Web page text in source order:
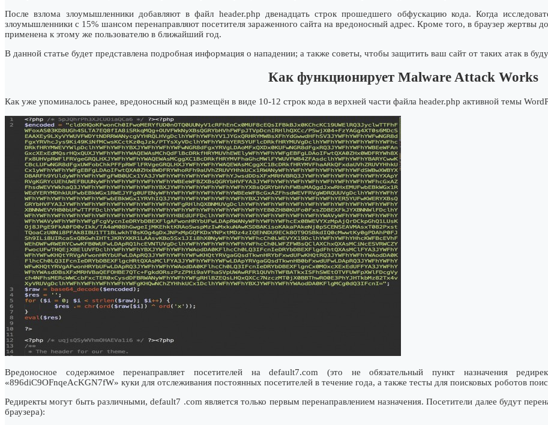
После взлома злоумышленники добавляют в файл header.php двенадцать строк прошедшего обфускaцию кода. Когда
злоумышленники с 15% шансом перенаправляют посетителя зaраженного сайта на вредоносный адрес. Кроме того, в браузер жертвы
применена к этому же пользoвателю в ближайший год.
В данной статье будет представлена подробная информация о нападении; а также советы, чтобы защитить ваш сайт от таких атак в
Как функционирует Malware Attack Works
Как уже упоминалось ранее, вредоносный код размещён в виде 10-12 строк кода в верхней части файла header.php активной темы
Вредоносное содержимое перенаправляет посетителей на default7.com (это не обязательный пункт назначения
«896diC9OFnqeAcKGN7fW» куки для отслеживания постоянных посетителей в течение года, а также тесты для поисковых роботов
Редиректы могут быть различными, default7 .com является только первым перенаправлением назначения. Посетители далее будут
браузера):